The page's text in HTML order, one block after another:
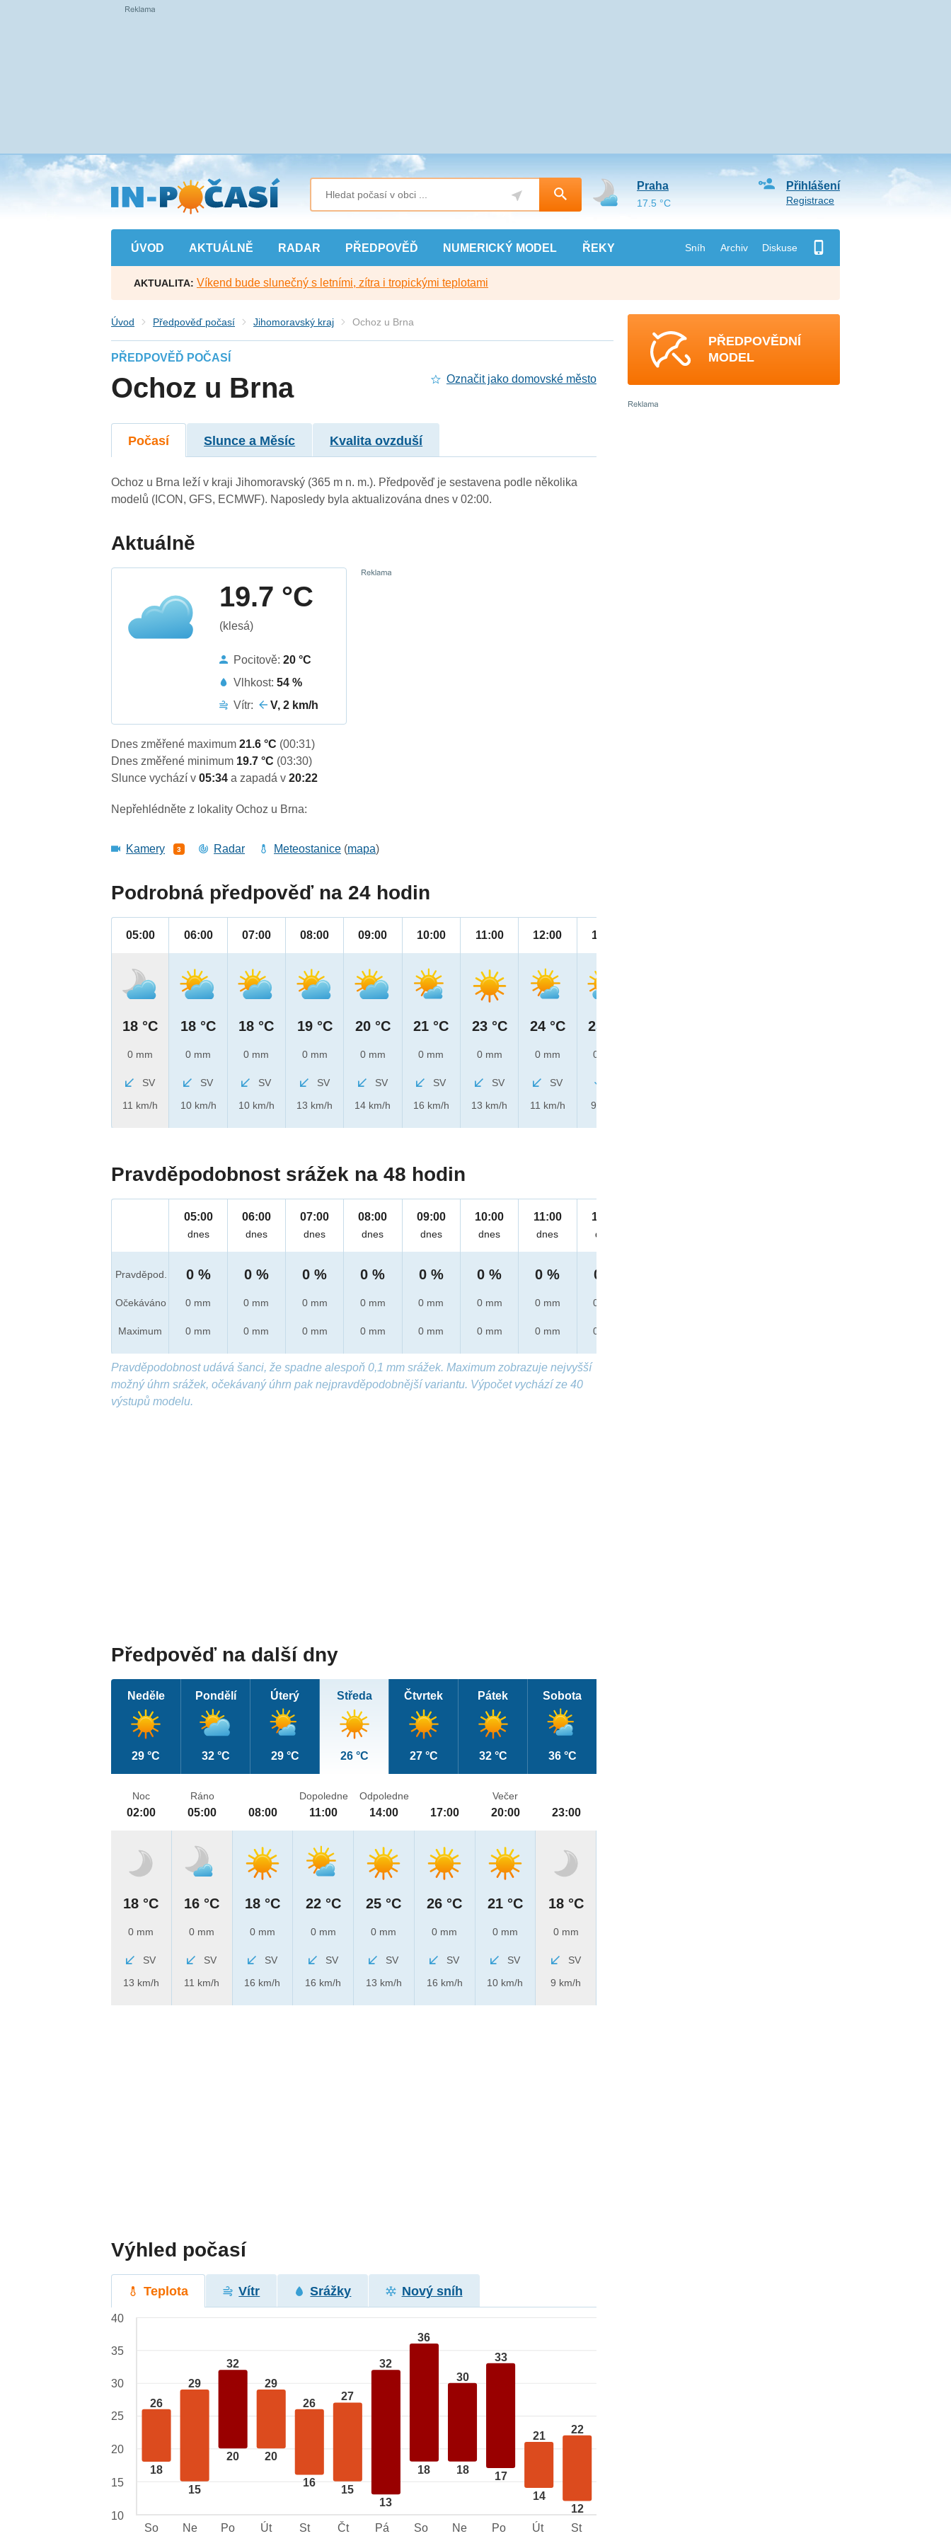
Přejít
na
hlavní
obsah
ÚVOD AKTUÁLNĚ RADAR PŘEDPOVĚĎ NUMERICKÝ MODEL ŘEKY Sníh Archiv Diskuse
Přihlášení
Registrace
Praha
17.5 °C
AKTUALITA: Víkend bude slunečný s letními, zítra i tropickými teplotami
Úvod Předpověď počasí Jihomoravský kraj Ochoz u Brna
PŘEDPOVĚĎ POČASÍ
Ochoz u Brna Označit jako domovské město
Počasí Slunce a Měsíc Kvalita ovzduší
Ochoz u Brna leží v kraji Jihomoravský (365 m n. m.). Předpověď je sestavena podle několika
modelů (ICON, GFS, ECMWF). Naposledy byla aktualizována dnes v 02:00.
Aktuálně
19.7 °C
(klesá)
Pocitově:20 °C
Vlhkost:54 %
Vítr:
V, 2 km/h
Dnes změřené maximum21.6 °C (00:31)
Dnes změřené minimum 19.7 °C (03:30)
Slunce vychází v05:34a zapadá v20:22
Nepřehlédněte z lokality Ochoz u Brna:
Kamery 3 Radar Meteostanice (mapa)
Podrobná předpověď na 24 hodin
05:00
18 °C
0 mm
SV
11 km/h
06:00
18 °C
0 mm
SV
10 km/h
07:00
18 °C
0 mm
SV
10 km/h
08:00
19 °C
0 mm
SV
13 km/h
09:00
20 °C
0 mm
SV
14 km/h
10:00
21 °C
0 mm
SV
16 km/h
11:00
23 °C
0 mm
SV
13 km/h
12:00
24 °C
0 mm
SV
11 km/h
13:00
25 °C
0 mm
9 km/h
Pravděpodobnost srážek na 48 hodin
Pravděpod.
Očekáváno
Maximum
05:00
dnes
0 %
0 mm
0 mm
06:00
dnes
0 %
0 mm
0 mm
07:00
dnes
0 %
0 mm
0 mm
08:00
dnes
0 %
0 mm
0 mm
09:00
dnes
0 %
0 mm
0 mm
10:00
dnes
0 %
0 mm
0 mm
11:00
dnes
0 %
0 mm
0 mm
12:00
dnes
0 %
0 mm
0 mm
Pravděpodobnost udává šanci, že spadne alespoň 0,1 mm srážek. Maximum zobrazuje nejvyšší
možný úhrn srážek, očekávaný úhrn pak nejpravděpodobnější variantu. Výpočet vychází ze 40
výstupů modelu.
Předpověď na další dny
Neděle
29 °C
Pondělí
32 °C
Úterý
29 °C
Středa
26 °C
Čtvrtek
27 °C
Pátek
32 °C
Sobota
36 °C
Noc
02:00
18 °C
0 mm
SV
13 km/h
Ráno
05:00
16 °C
0 mm
SV
11 km/h
08:00
18 °C
0 mm
SV
16 km/h
Dopoledne
11:00
22 °C
0 mm
SV
16 km/h
Odpoledne
14:00
25 °C
0 mm
SV
13 km/h
17:00
26 °C
0 mm
SV
16 km/h
Večer
20:00
21 °C
0 mm
SV
10 km/h
23:00
18 °C
0 mm
SV
9 km/h
Výhled počasí
Teplota Vítr Srážky Nový sníh
26
18
29
15
32
20
29
20
26
16
27
15
32
13
36
18
30
18
33
17
21
14
22
12
40
35
30
25
20
15
10
So
Ne Po Út St Čt Pá So Ne Po Út St
PŘEDPOVĚDNÍ
MODEL